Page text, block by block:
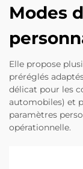
Modes
Elle propose
préréglés
délicat pour les
automobiles) et
paramètres
opérationnelle.